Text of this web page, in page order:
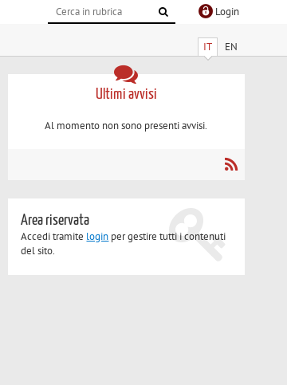
Login
IT EN
Ultimi avvisi
Al momento non sono presenti avvisi.
Area riservata
Accedi tramite login per gestire tutti i contenuti
del sito.